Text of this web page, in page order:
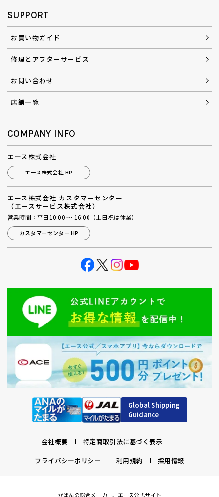
SUPPORT
お買い物ガイド
修理とアフターサービス
お問い合わせ
店舗一覧
COMPANY INFO
エース株式会社
エース株式会社 HP
エース株式会社 カスタマーセンター
（エースサービス株式会社）
営業時間：平日10:00 ～ 16:00（土日祝は休業）
カスタマーセンター HP
Global Shipping
Guidance
会社概要 特定商取引法に基づく表示
プライバシーポリシー 利用規約 採用情報
かばんの総合メーカー、エース公式サイト